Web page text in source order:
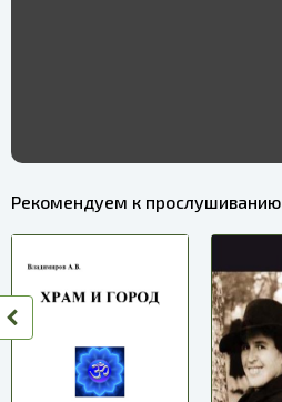
Рекомендуем к прослушиванию